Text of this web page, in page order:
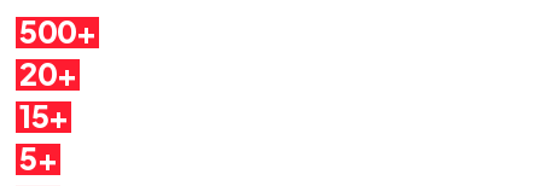
500+
20+
15+
5+